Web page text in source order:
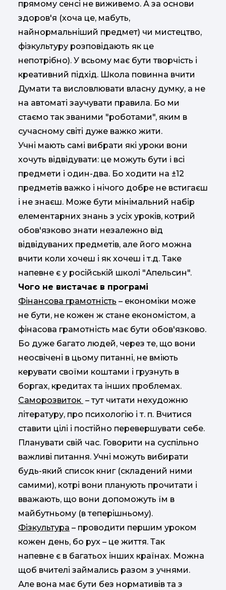
прямому сенсі не виживемо. А за основи
здоров'я (хоча це, мабуть,
найнормальніший предмет) чи мистецтво,
фізкультуру розповідають як це
непотрібно). У всьому має бути творчість і
креативний підхід. Школа повинна вчити
Думати та висловлювати власну думку, а не
на автоматі заучувати правила. Бо ми
стаємо так званими "роботами", яким в
сучасному світі дуже важко жити.
Учні мають самі вибрати які уроки вони
хочуть відвідувати: це можуть бути і всі
предмети і один-два. Бо ходити на ±12
предметів важко і нічого добре не встигаєш
і не знаєш. Може бути мінімальний набір
елементарних знань з усіх уроків, котрий
обов'язково знати незалежно від
відвідуваних предметів, але його можна
вчити коли хочеш і як хочеш і т.д. Таке
напевне є у російській школі "Апельсин".
Чого не вистачає в програмі
Фінансова грамотність – економіки може
не бути, не кожен ж стане економістом, а
фінасова грамотність має бути обов'язково.
Бо дуже багато людей, через те, що вони
неосвічені в цьому питанні, не вміють
керувати своїми коштами і грузнуть в
боргах, кредитах та інших проблемах.
Саморозвиток – тут читати нехудожню
літературу, про психологію і т. п. Вчитися
ставити цілі і постійно перевершувати себе.
Планувати свій час. Говорити на суспільно
важливі питання. Учні можуть вибирати
будь-який список книг (складений ними
самими), котрі вони планують прочитати і
вважають, що вони допоможуть їм в
майбутньому (в теперішньому).
Фізкультура – проводити першим уроком
кожен день, бо рух – це життя. Так
напевне є в багатьох інших країнах. Можна
щоб вчителі займались разом з учнями.
Але вона має бути без нормативів та з